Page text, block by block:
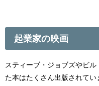
起業家の映画
スティーブ・ジョブズやビ
た本はたくさん出版されて